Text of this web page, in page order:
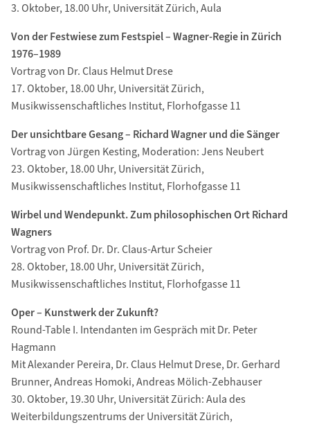
3. Oktober, 18.00 Uhr, Universität Zürich, Aula
Von der Festwiese zum Festspiel – Wagner-Regie in Zürich
1976–1989
Vortrag von Dr. Claus Helmut Drese
17. Oktober, 18.00 Uhr, Universität Zürich,
Musikwissenschaftliches Institut, Florhofgasse 11
Der unsichtbare Gesang – Richard Wagner und die Sänger
Vortrag von Jürgen Kesting, Moderation: Jens Neubert
23. Oktober, 18.00 Uhr, Universität Zürich,
Musikwissenschaftliches Institut, Florhofgasse 11
Wirbel und Wendepunkt. Zum philosophischen Ort Richard
Wagners
Vortrag von Prof. Dr. Dr. Claus-Artur Scheier
28. Oktober, 18.00 Uhr, Universität Zürich,
Musikwissenschaftliches Institut, Florhofgasse 11
Oper – Kunstwerk der Zukunft?
Round-Table I. Intendanten im Gespräch mit Dr. Peter
Hagmann
Mit Alexander Pereira, Dr. Claus Helmut Drese, Dr. Gerhard
Brunner, Andreas Homoki, Andreas Mölich-Zebhauser
30. Oktober, 19.30 Uhr, Universität Zürich: Aula des
Weiterbildungszentrums der Universität Zürich,